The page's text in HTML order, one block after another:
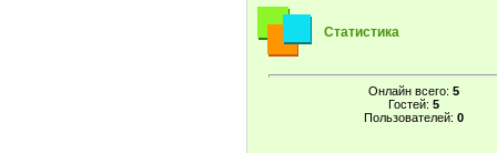
Статистика
Онлайн всего: 5
Гостей: 5
Пользователей: 0